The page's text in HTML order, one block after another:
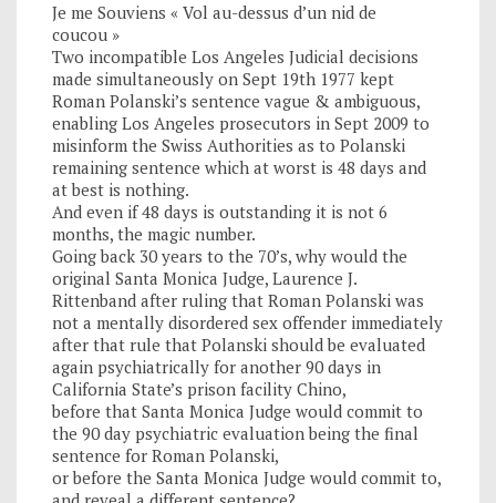
Je me Souviens « Vol au-dessus d’un nid de
coucou »
Two incompatible Los Angeles Judicial decisions
made simultaneously on Sept 19th 1977 kept
Roman Polanski’s sentence vague & ambiguous,
enabling Los Angeles prosecutors in Sept 2009 to
misinform the Swiss Authorities as to Polanski
remaining sentence which at worst is 48 days and
at best is nothing.
And even if 48 days is outstanding it is not 6
months, the magic number.
Going back 30 years to the 70’s, why would the
original Santa Monica Judge, Laurence J.
Rittenband after ruling that Roman Polanski was
not a mentally disordered sex offender immediately
after that rule that Polanski should be evaluated
again psychiatrically for another 90 days in
California State’s prison facility Chino,
before that Santa Monica Judge would commit to
the 90 day psychiatric evaluation being the final
sentence for Roman Polanski,
or before the Santa Monica Judge would commit to,